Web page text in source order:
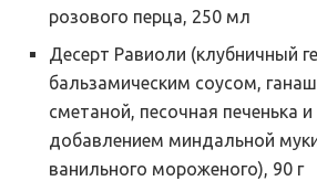
розового перца, 250 мл
Десерт Равиоли (клубничный
бальзамическим соусом,
сметаной, песочная печенька
добавлением миндальной
ванильного мороженого), 90 г